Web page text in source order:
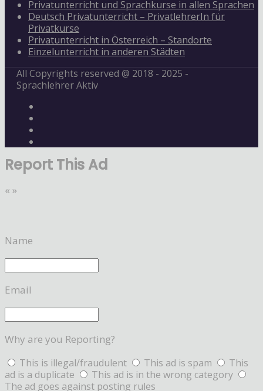
Privatunterricht und Sprachkurse in allen Sprachen
Deutsch Privatunterricht – PrivatlehrerIn für
Privatkurse
Privatunterricht in Österreich – Standorte
Einzelunterricht in anderen Städten
All Copyrights reserved @ 2018 - 2025 -
Sprachlehrer Aktiv
Report This Ad
« »
Name
Email
Why are you Reporting?
This is illegal/fraudulent This ad is spam
This
ad is a duplicate
This ad is in the wrong category
The ad goes against posting rules